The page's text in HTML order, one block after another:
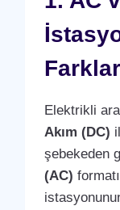
Elektrikli
Akım (DC)
şebekeden
(AC)